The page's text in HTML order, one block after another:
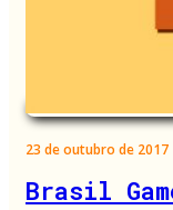
23 de outubro de 2017
Brasil